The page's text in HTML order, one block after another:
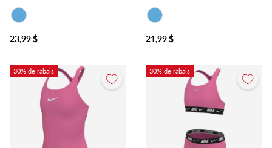
23,99 $
21,99 $
30% de rabais 30% de rabais